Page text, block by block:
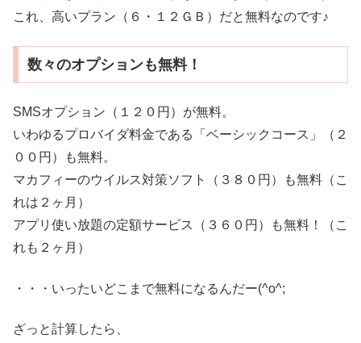
これ、高いプラン（６・１２ＧＢ）だと無料なのです♪
数々のオプションも無料！
SMSオプション（１２０円）が無料。
いわゆるプロバイダ料金である「ベーシックコース」（２
００円）も無料。
マカフィーのウイルス対策ソフト（３８０円）も無料（こ
れは２ヶ月）
アプリ使い放題の定額サービス（３６０円）も無料！（こ
れも２ヶ月）
・・・いったいどこまで無料になるんだー(^o^;
ざっと計算したら、